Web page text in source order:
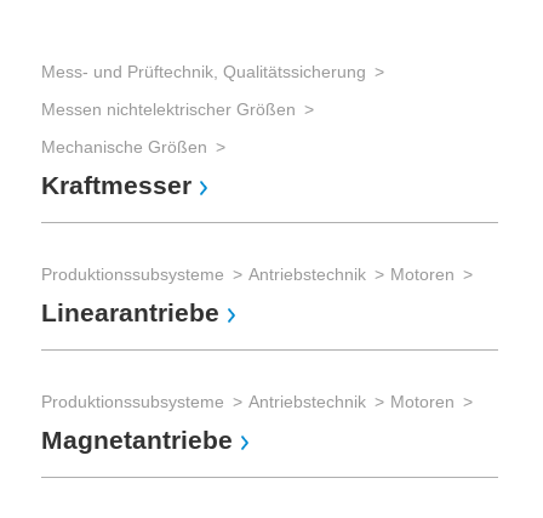
Mess- und Prüftechnik, Qualitätssicherung
Messen nichtelektrischer Größen
Mechanische Größen
Kraftmesser
Produktionssubsysteme Antriebstechnik Motoren
Linearantriebe
Produktionssubsysteme Antriebstechnik Motoren
Magnetantriebe